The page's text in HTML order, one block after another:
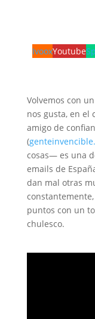
IvooxYoutube
Volvemos con
nos gusta, en el
amigo de
(
cosas— es una
emails de
dan mal otras
puntos con un
chulesco.